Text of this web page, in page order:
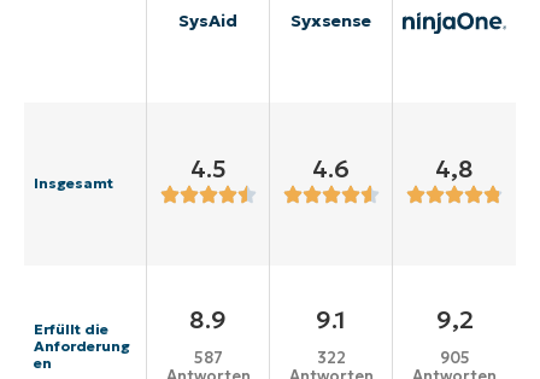
SysAid Syxsense
Insgesamt 4.5 4.6 4,8
Erfüllt die
Anforderung
en
8.9
587
9.1
322
9,2
905